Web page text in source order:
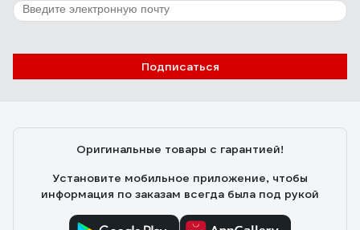
Подписаться
Оригинальные товары с гарантией!
Установите мобильное приложение, чтобы
информация по заказам всегда была под рукой